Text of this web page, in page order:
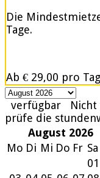
Die
Tage.
Ab € 29,00 pro Tag
verfügbar
Nicht
prüfe die
August 2026
Mo Di Mi Do Fr Sa
01